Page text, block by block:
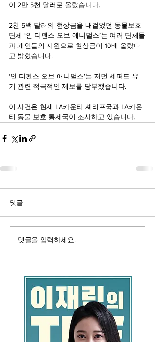
이 2만 5천 달러로 올랐습니다.
2천 5백 달러의 현상금을 내걸었던 동물보호
단체 ‘인 디펜스 오브 애니멀스’는 여러 단체들
과 개인들의 지원으로 현상금이 10배 올랐다
고 밝혔습니다.
‘인 디펜스 오브 애니멀스’는 저먼 셰퍼드 유
기 관련 적극적인 제보를 당부했습니다.
이 사건은 현재 LA카운티 셰리프국과 LA카운
티 동물 보호 통제국이 조사하고 있습니다.
댓글
댓글을 입력하세요.